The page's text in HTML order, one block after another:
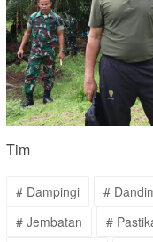
Tim
# Dampingi #
# Jembatan
#